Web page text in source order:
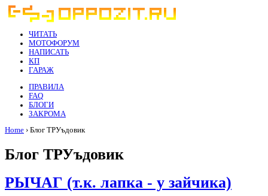
ЧИТАТЬ
МОТОФОРУМ
НАПИСАТЬ
КП
ГАРАЖ
ПРАВИЛА
FAQ
БЛОГИ
ЗАКРОМА
Home › Блог ТРУъдовик
Блог ТРУъдовик
РЫЧАГ (т.к. лапка - у зайчика)